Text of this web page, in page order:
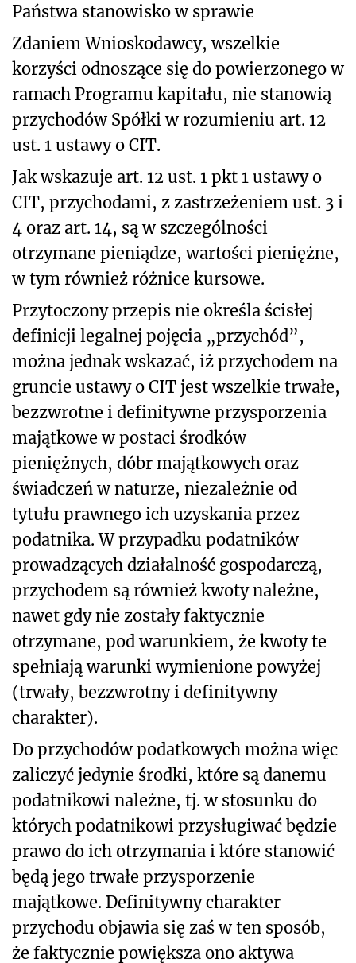
Państwa stanowisko w sprawie
Zdaniem Wnioskodawcy, wszelkie
korzyści odnoszące się do powierzonego w
ramach Programu kapitału, nie stanowią
przychodów Spółki w rozumieniu art. 12
ust. 1 ustawy o CIT.
Jak wskazuje art. 12 ust. 1 pkt 1 ustawy o
CIT, przychodami, z zastrzeżeniem ust. 3 i
4 oraz art. 14, są w szczególności
otrzymane pieniądze, wartości pieniężne,
w tym również różnice kursowe.
Przytoczony przepis nie określa ścisłej
definicji legalnej pojęcia „przychód”,
można jednak wskazać, iż przychodem na
gruncie ustawy o CIT jest wszelkie trwałe,
bezzwrotne i definitywne przysporzenia
majątkowe w postaci środków
pieniężnych, dóbr majątkowych oraz
świadczeń w naturze, niezależnie od
tytułu prawnego ich uzyskania przez
podatnika. W przypadku podatników
prowadzących działalność gospodarczą,
przychodem są również kwoty należne,
nawet gdy nie zostały faktycznie
otrzymane, pod warunkiem, że kwoty te
spełniają warunki wymienione powyżej
(trwały, bezzwrotny i definitywny
charakter).
Do przychodów podatkowych można więc
zaliczyć jedynie środki, które są danemu
podatnikowi należne, tj. w stosunku do
których podatnikowi przysługiwać będzie
prawo do ich otrzymania i które stanowić
będą jego trwałe przysporzenie
majątkowe. Definitywny charakter
przychodu objawia się zaś w ten sposób,
że faktycznie powiększa ono aktywa